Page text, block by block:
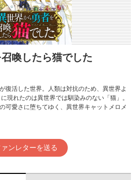
喚したら猫でした
復活した世界。人類は対抗のため、異世界よ
現れたのは異世界では馴染みのない「猫」。
可愛さに堕ちてゆく、異世界キャットメロメ
ァンレターを送る